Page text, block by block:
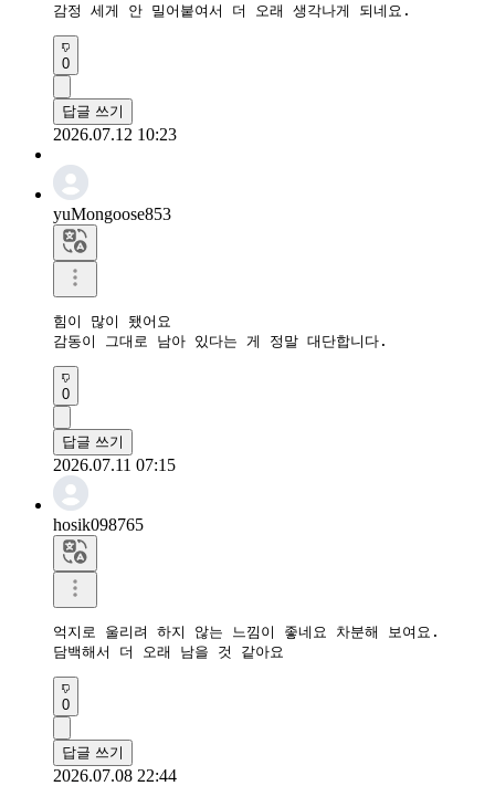
감정 세게 안 밀어붙여서 더 오래 생각나게 되네요.
0
답글 쓰기
2026.07.12 10:23
yuMongoose853
힘이 많이 됐어요
감동이 그대로 남아 있다는 게 정말 대단합니다.
0
답글 쓰기
2026.07.11 07:15
hosik098765
억지로 울리려 하지 않는 느낌이 좋네요 차분해 보여요.
담백해서 더 오래 남을 것 같아요
0
답글 쓰기
2026.07.08 22:44